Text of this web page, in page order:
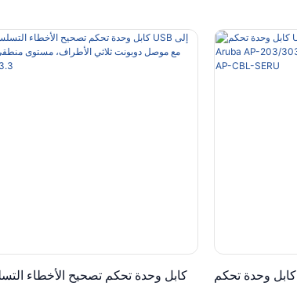
كابل وحدة تحكم تصحيح الأخطاء
كابل وحدة تحكم USB-A إلى Micro-B